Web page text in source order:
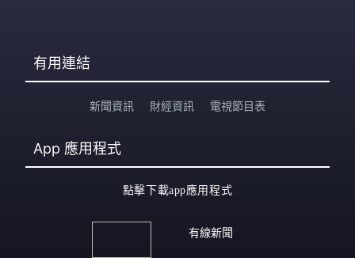
有用連結
新聞資訊 財經資訊 電視節目表
App 應用程式
點擊下載app應用程式
有線新聞